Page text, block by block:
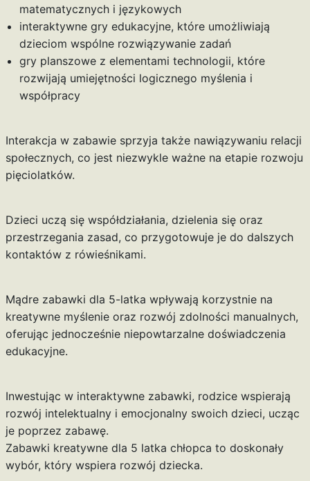
matematycznych i językowych
interaktywne gry edukacyjne, które umożliwiają
dzieciom wspólne rozwiązywanie zadań
gry planszowe z elementami technologii, które
rozwijają umiejętności logicznego myślenia i
współpracy
Interakcja w zabawie sprzyja także nawiązywaniu relacji
społecznych, co jest niezwykle ważne na etapie rozwoju
pięciolatków.
Dzieci uczą się współdziałania, dzielenia się oraz
przestrzegania zasad, co przygotowuje je do dalszych
kontaktów z rówieśnikami.
Mądre zabawki dla 5-latka wpływają korzystnie na
kreatywne myślenie oraz rozwój zdolności manualnych,
oferując jednocześnie niepowtarzalne doświadczenia
edukacyjne.
Inwestując w interaktywne zabawki, rodzice wspierają
rozwój intelektualny i emocjonalny swoich dzieci, ucząc
je poprzez zabawę.
Zabawki kreatywne dla 5 latka chłopca to doskonały
wybór, który wspiera rozwój dziecka.